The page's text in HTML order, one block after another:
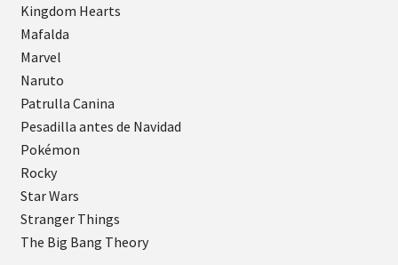
Kingdom Hearts
Mafalda
Marvel
Naruto
Patrulla Canina
Pesadilla antes de Navidad
Pokémon
Rocky
Star Wars
Stranger Things
The Big Bang Theory